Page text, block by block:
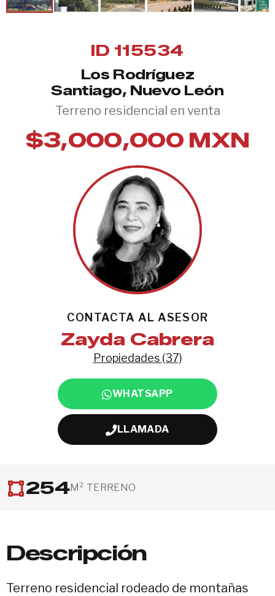
ID 115534
Los Rodríguez
Santiago, Nuevo León
Terreno residencial en venta
$3,000,000 MXN
CONTACTA AL ASESOR
Zayda Cabrera
Propiedades (37)
WHATSAPP
LLAMADA
254M² TERRENO
Descripción
Terreno residencial rodeado de montañas